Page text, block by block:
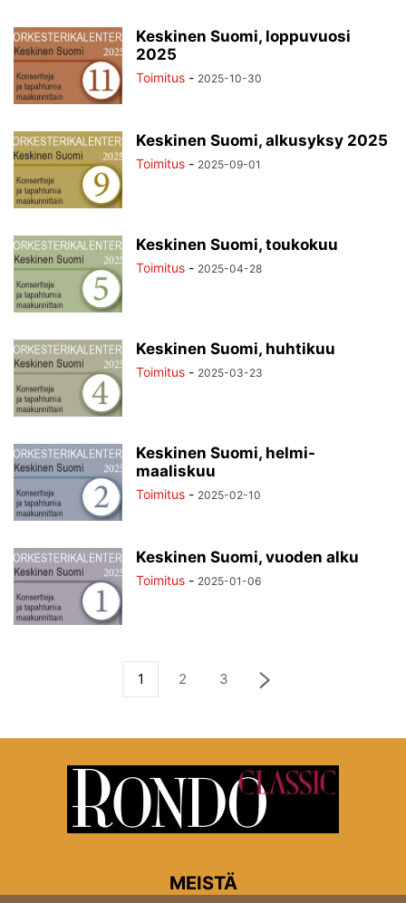
Keskinen Suomi, loppuvuosi
2025
Toimitus - 2025-10-30
Keskinen Suomi, alkusyksy 2025
Toimitus - 2025-09-01
Keskinen Suomi, toukokuu
Toimitus - 2025-04-28
Keskinen Suomi, huhtikuu
Toimitus - 2025-03-23
Keskinen Suomi, helmi-
maaliskuu
Toimitus - 2025-02-10
Keskinen Suomi, vuoden alku
Toimitus - 2025-01-06
1 2 3
MEISTÄ